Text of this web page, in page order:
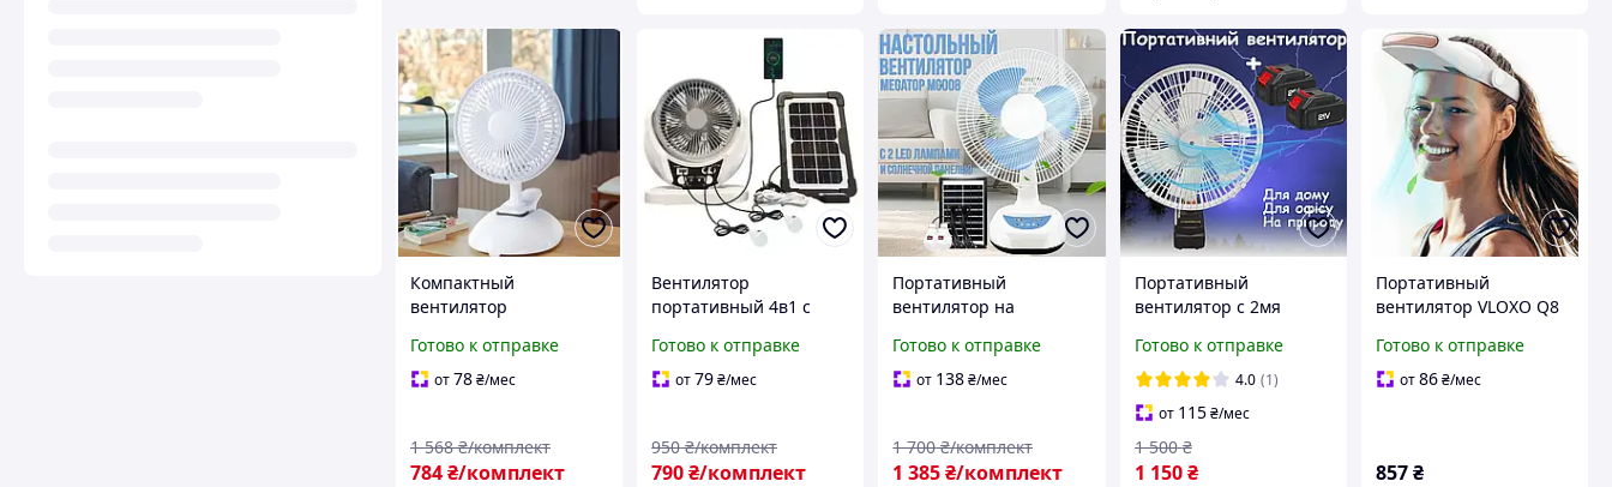
Компактный
вентилятор
на природе с
прищепкой для
Готово к отправке
от78₴/мес
784₴/комплект
1 568 ₴/комплект
Вентилятор
портативный 4в1 с
Led лампы Переносной
вентилятор на
Готово к отправке
от79₴/мес
790₴/комплект
950 ₴/комплект
Портативный
вентилятор на
+ солнечная панель 2
LED лампы Вентилятор
Готово к отправке
от 138₴/мес
1 385₴/комплект
1 700 ₴/комплект
Портативный
вентилятор с 2мя
и автовращением
Аккумуляторный
вентилятоР
Готово к отправке
4.0 (1)
от 115 ₴/мес
1 150 ₴
1 500 ₴
Портативный
вентилятор VLOXO Q8
вентилятор с
козырьком,
Готово к отправке
от86₴/мес
857₴